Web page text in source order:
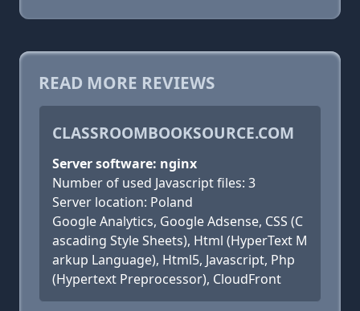
READ MORE REVIEWS
CLASSROOMBOOKSOURCE.COM
Server software: nginx
Number of used Javascript files: 3
Server location: Poland
Google Analytics, Google Adsense, CSS (C
ascading Style Sheets), Html (HyperText M
arkup Language), Html5, Javascript, Php
(Hypertext Preprocessor), CloudFront